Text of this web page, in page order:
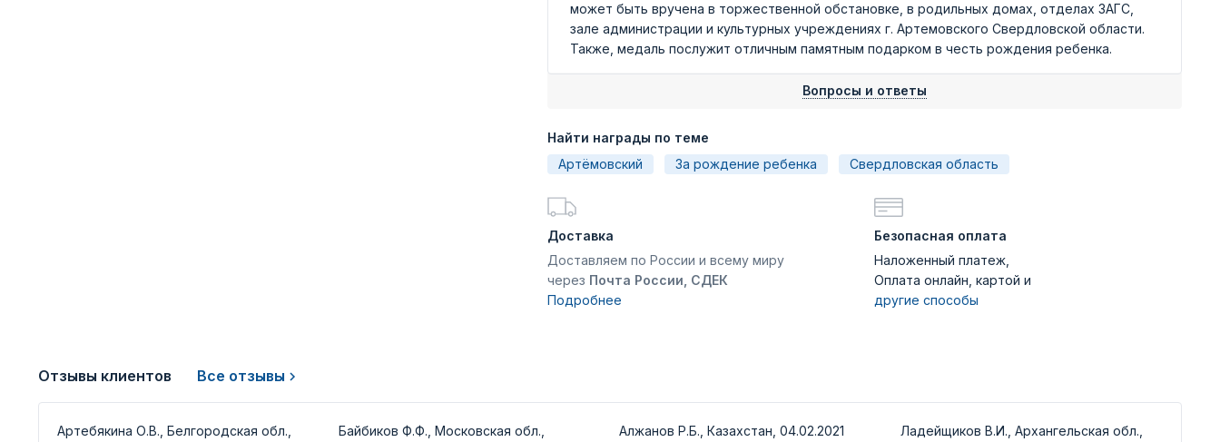
может быть вручена в торжественной обстановке, в родильных домах, отделах ЗАГС,
зале администрации и культурных учреждениях г. Артемовского Свердловской области.
Также, медаль послужит отличным памятным подарком в честь рождения ребенка.
Вопросы и ответы
Найти награды по теме
Артёмовский
За рождение ребенка Свердловская область
Доставка
Доставляем по России и всему миру
через Почта России, СДЕК
Подробнее
Безопасная оплата
Наложенный платеж,
Оплата онлайн, картой и
другие способы
Отзывы клиентов Все отзывы
Артебякина О.В., Белгородская обл.,
Байбиков Ф.Ф., Московская обл.,
Алжанов Р.Б., Казахстан, 04.02.2021
Ладейщиков В.И., Архангельская обл.,